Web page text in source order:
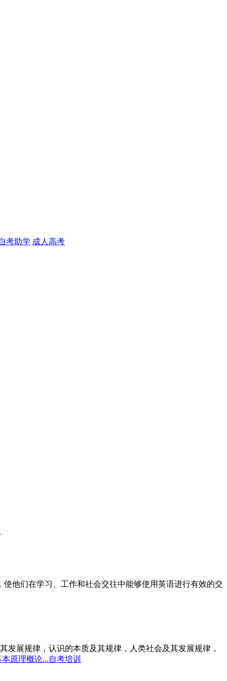
考助学 成人高考
他们在学习、工作和社会交往中能够使用英语进行有效的交
展规律，认识的本质及其规律，人类社会及其发展规律，
原理概论...自考培训